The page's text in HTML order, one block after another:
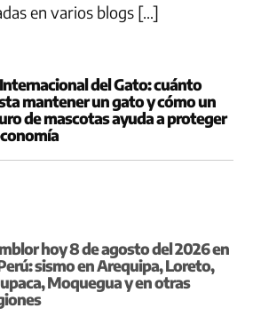
en varios blogs […]
del Gato: cuánto
mantener un gato y cómo un
de mascotas ayuda a proteger
hoy 8 de agosto del 2026 en
sismo en Arequipa, Loreto,
Moquegua y en otras